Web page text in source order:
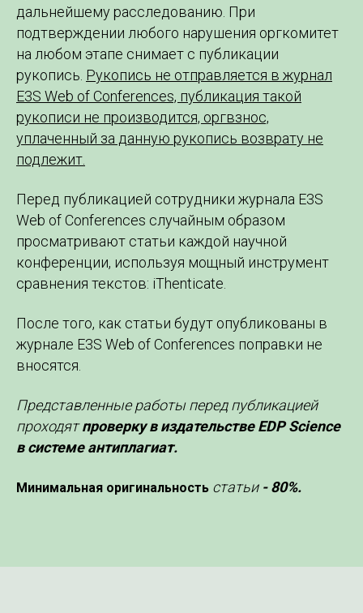
дальнейшему расследованию. При
подтверждении любого нарушения оргкомитет
на любом этапе снимает с публикации
рукопись. Рукопись не отправляется в журнал
E3S Web of Conferences, публикация такой
рукописи не производится, оргвзнос,
уплаченный за данную рукопись возврату не
подлежит.
Перед публикацией сотрудники журнала E3S
Web of Conferences случайным образом
просматривают статьи каждой научной
конференции, используя мощный инструмент
сравнения текстов: iThenticate.
После того, как статьи будут опубликованы в
журнале E3S Web of Conferences поправки не
вносятся.
Представленные работы перед публикацией
проходятпроверку в издательстве EDP Science
в системе антиплагиат.
Минимальная оригинальность статьи - 80%.